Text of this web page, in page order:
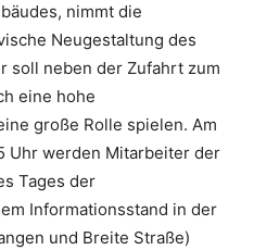
nimmt die
Neugestaltung des
soll neben der Zufahrt zum
eine hohe
große Rolle spielen. Am
Uhr werden Mitarbeiter der
Tages der
Informationsstand in der
und Breite Straße)